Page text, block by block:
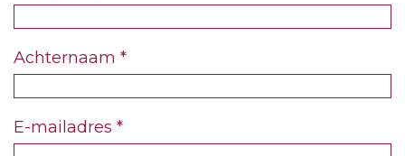
Achternaam *
E-mailadres *